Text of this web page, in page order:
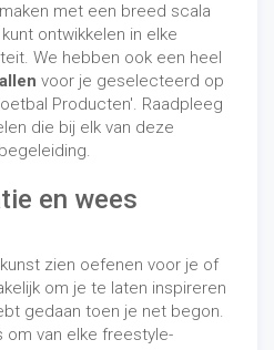
met een breed scala
ontwikkelen in elke
We hebben ook een heel
voor je geselecteerd op
Producten'. Raadpleeg
die bij elk van deze
en wees
zien oefenen voor je of
om je te laten inspireren
gedaan toen je net begon.
van elke freestyle-